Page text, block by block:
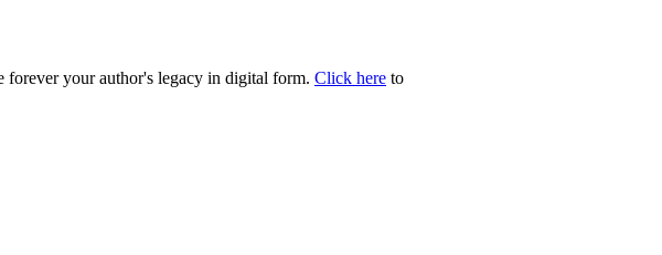
forever your author's legacy in digital form. Click here to